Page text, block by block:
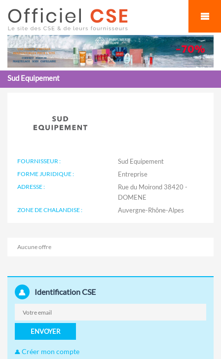
Sud Equipement
FOURNISSEUR : Sud Equipement
FORME JURIDIQUE : Entreprise
ADRESSE :
Rue du Moirond 38420 -
DOMENE
ZONE DE CHALANDISE : Auvergne-Rhône-Alpes
Aucune offre
Identification CSE
ENVOYER
Créer mon compte